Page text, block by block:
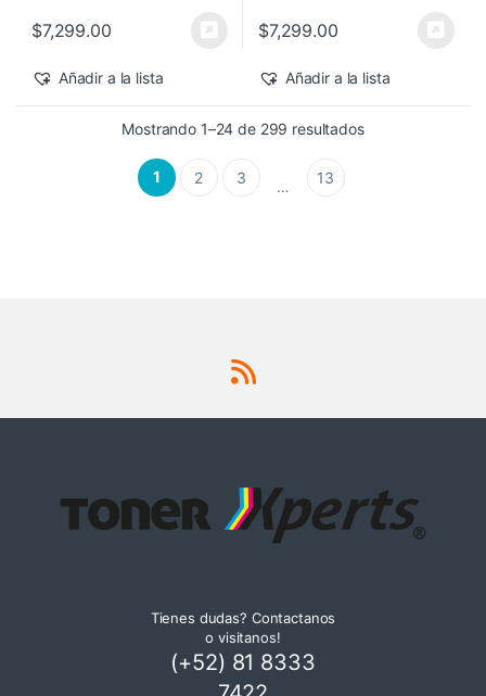
$7,299.00
Añadir a la lista
$7,299.00
Añadir a la lista
Mostrando 1–24 de 299 resultadosSorted by latest
1 2 3 … 13
Tienes dudas? Contactanos
o visitanos!
(+52) 81 8333